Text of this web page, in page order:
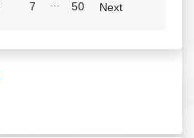
7 50 Next